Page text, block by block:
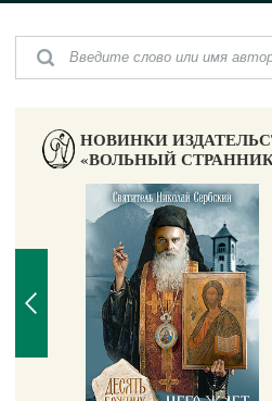
НОВИНКИ
«ВОЛЬНЫЙ